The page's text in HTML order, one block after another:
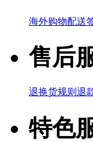
海外购物配送
售后
退换货规则 退
特色